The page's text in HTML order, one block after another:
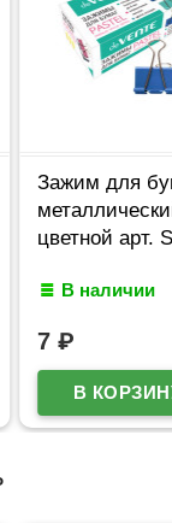
Зажим для
цветной арт.
В наличии
7 ₽